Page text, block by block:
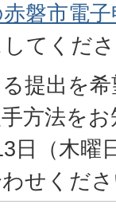
磐市電
てくだ
提出を
方法を
日（木曜
せくだ